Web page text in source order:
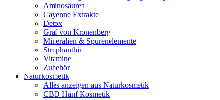
Aminosäuren
Cayenne Extrakte
Detox
Graf von Kronenberg
Mineralien & Spurenelemente
Strophanthin
Vitamine
Zubehör
Naturkosmetik
Alles anzeigen aus Naturkosmetik
CBD Hanf Kosmetik